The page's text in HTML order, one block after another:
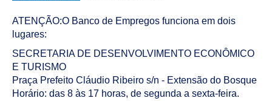
ATENÇÃO:O Banco de Empregos funciona em dois
lugares:
SECRETARIA DE DESENVOLVIMENTO ECONÔMICO
E TURISMO
Praça Prefeito Cláudio Ribeiro s/n - Extensão do Bosque
Horário: das 8 às 17 horas, de segunda a sexta-feira.